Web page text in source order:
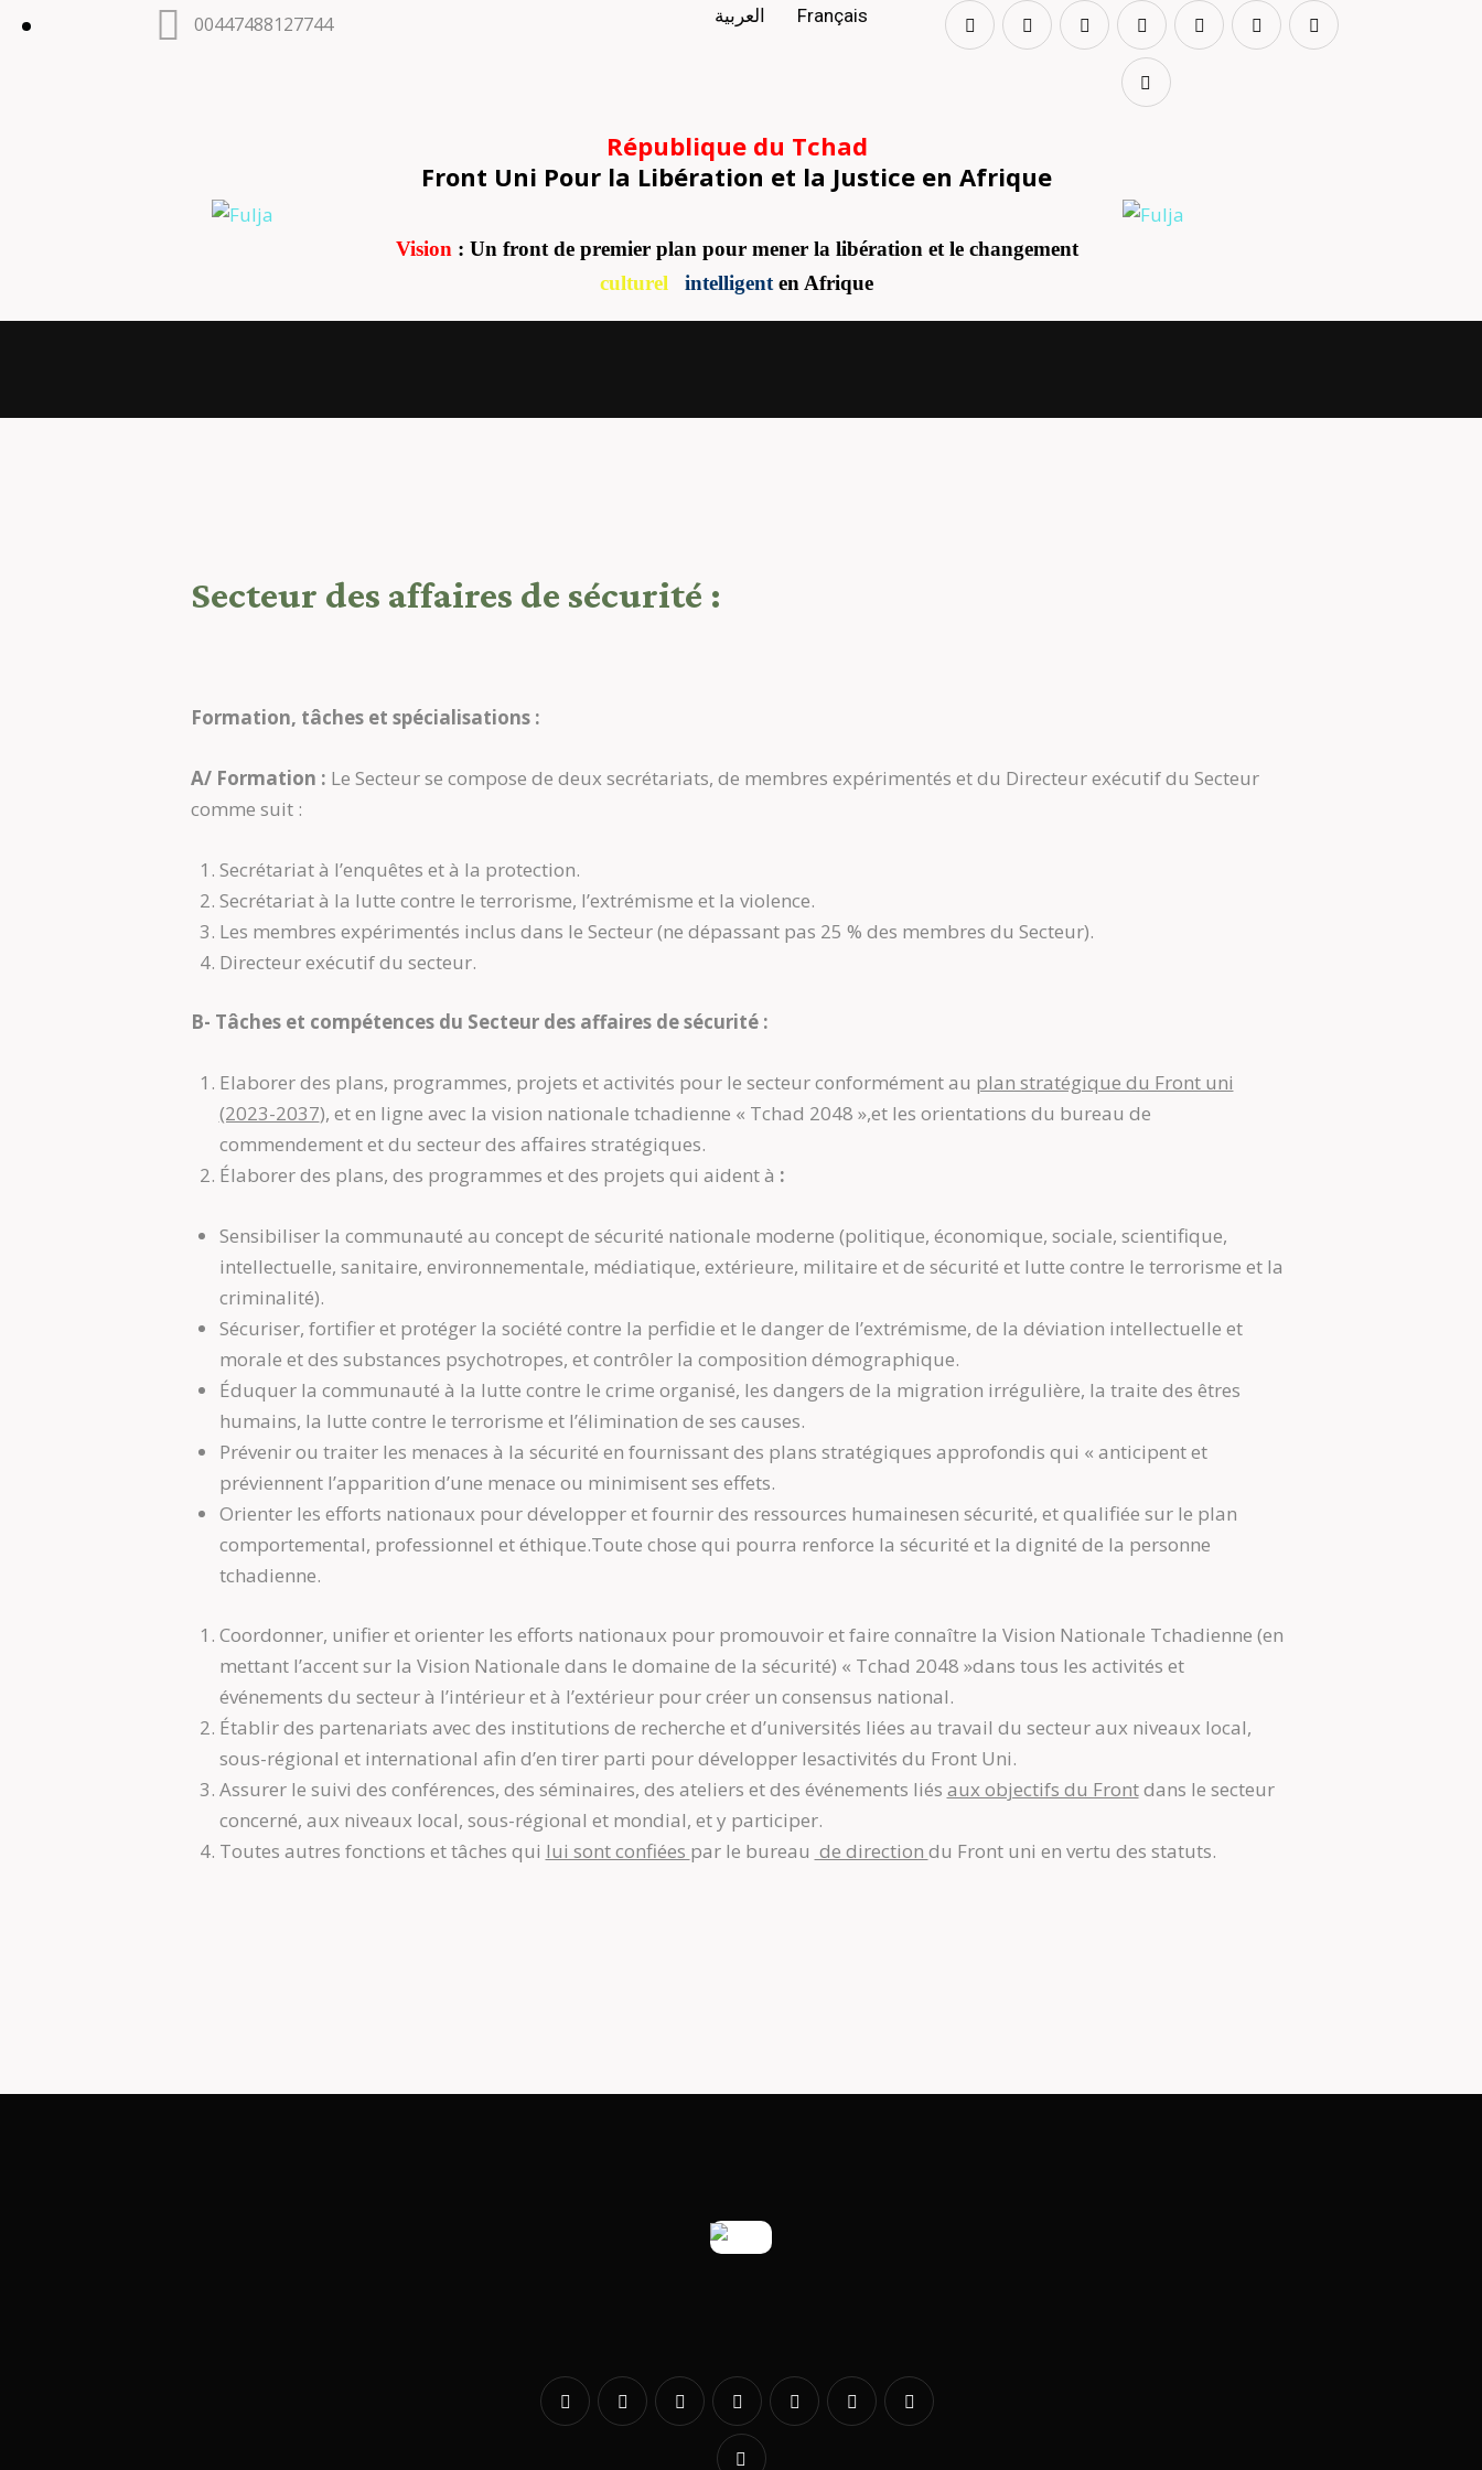
00447488127744 العربية Français
République du Tchad
Front Uni Pour la Libération et la Justice en Afrique
Vision : Un front de premier plan pour mener la libération et le changement
culturel
intelligent en Afrique
Secteur des affaires de sécurité :
Formation, tâches et spécialisations :
A/ Formation : Le Secteur se compose de deux secrétariats, de membres expérimentés et du Directeur exécutif du Secteur
comme suit :
Secrétariat à l’enquêtes et à la protection.
Secrétariat à la lutte contre le terrorisme, l’extrémisme et la violence.
Les membres expérimentés inclus dans le Secteur (ne dépassant pas 25 % des membres du Secteur).
Directeur exécutif du secteur.
B- Tâches et compétences du Secteur des affaires de sécurité :
Elaborer des plans, programmes, projets et activités pour le secteur conformément au plan stratégique du Front uni
(2023-2037), et en ligne avec la vision nationale tchadienne « Tchad 2048 »,et les orientations du bureau de
commendement et du secteur des affaires stratégiques.
Élaborer des plans, des programmes et des projets qui aident à :
Sensibiliser la communauté au concept de sécurité nationale moderne (politique, économique, sociale, scientifique,
intellectuelle, sanitaire, environnementale, médiatique, extérieure, militaire et de sécurité et lutte contre le terrorisme et la
criminalité).
Sécuriser, fortifier et protéger la société contre la perfidie et le danger de l’extrémisme, de la déviation intellectuelle et
morale et des substances psychotropes, et contrôler la composition démographique.
Éduquer la communauté à la lutte contre le crime organisé, les dangers de la migration irrégulière, la traite des êtres
humains, la lutte contre le terrorisme et l’élimination de ses causes.
Prévenir ou traiter les menaces à la sécurité en fournissant des plans stratégiques approfondis qui « anticipent et
préviennent l’apparition d’une menace ou minimisent ses effets.
Orienter les efforts nationaux pour développer et fournir des ressources humainesen sécurité, et qualifiée sur le plan
comportemental, professionnel et éthique.Toute chose qui pourra renforce la sécurité et la dignité de la personne
tchadienne.
Coordonner, unifier et orienter les efforts nationaux pour promouvoir et faire connaître la Vision Nationale Tchadienne (en
mettant l’accent sur la Vision Nationale dans le domaine de la sécurité) « Tchad 2048 »dans tous les activités et
événements du secteur à l’intérieur et à l’extérieur pour créer un consensus national.
Établir des partenariats avec des institutions de recherche et d’universités liées au travail du secteur aux niveaux local,
sous-régional et international afin d’en tirer parti pour développer lesactivités du Front Uni.
Assurer le suivi des conférences, des séminaires, des ateliers et des événements liés aux objectifs du Frontdans le secteur
concerné, aux niveaux local, sous-régional et mondial, et y participer.
Toutes autres fonctions et tâches qui lui sont confiées par le bureau de direction du Front uni en vertu des statuts.